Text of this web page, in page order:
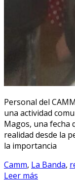
Personal del
una actividad
Magos, una fecha
realidad desde la
la importancia
Camm, La Banda,
Leer más